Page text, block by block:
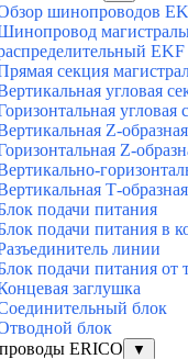
шинопроводов
секция
угловая
угловая
Z-
Z-
Т-
подачи питания
подачи питания в
линии
подачи питания от
заглушка
блок
блок
ERICO
▼